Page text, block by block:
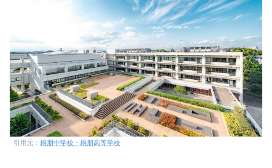
引用元： 桐朋中学校・桐朋高等学校